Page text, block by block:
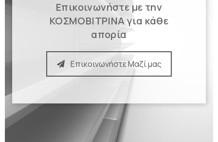
Επικοινωνήστε με την
ΚΟΣΜΟΒΙΤΡΙΝΑ για κάθε
απορία
Επικοινωνήστε Μαζί μας